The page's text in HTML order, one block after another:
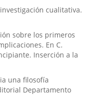
cualitativa.
sobre los primeros
En C.
Inserción a la
una filosofía
Departamento